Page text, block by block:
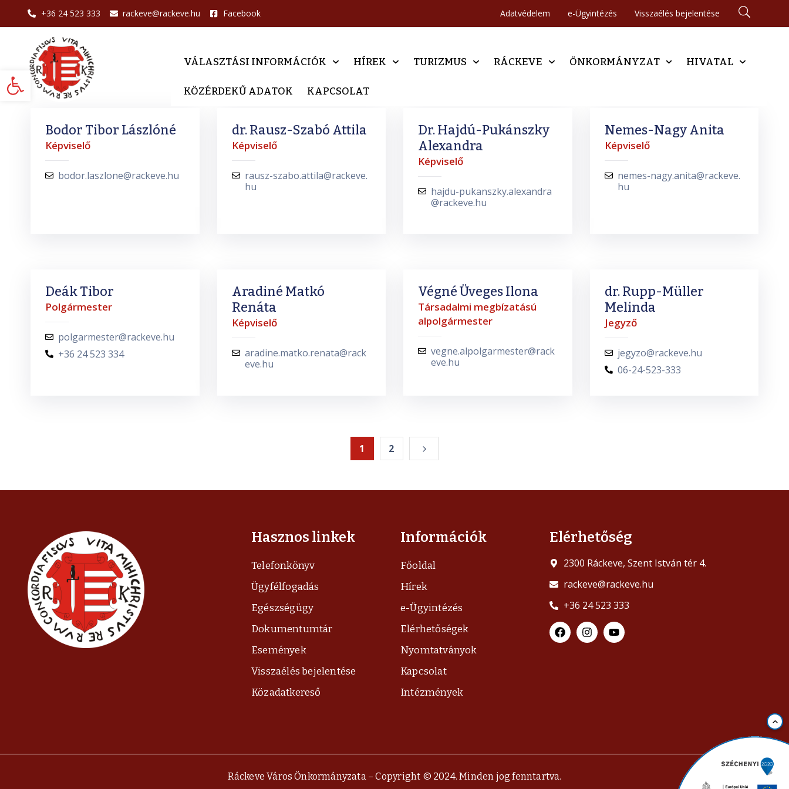
Eszköztár megnyitása
+36 24 523 333 rackeve@rackeve.hu Facebook Adatvédelem e-Ügyintézés Visszaélés bejelentése
VÁLASZTÁSI INFORMÁCIÓK HÍREK TURIZMUS RÁCKEVE ÖNKORMÁNYZAT HIVATAL
KÖZÉRDEKŰ ADATOK KAPCSOLAT
Bodor Tibor Lászlóné
Képviselő
bodor.laszlone@rackeve.hu
dr. Rausz-Szabó Attila
Képviselő
rausz-szabo.attila@rackeve.
hu
Dr. Hajdú-Pukánszky
Alexandra
Képviselő
hajdu-pukanszky.alexandra
@rackeve.hu
Nemes-Nagy Anita
Képviselő
nemes-nagy.anita@rackeve.
hu
Deák Tibor
Polgármester
polgarmester@rackeve.hu
+36 24 523 334
Aradiné Matkó
Renáta
Képviselő
aradine.matko.renata@rack
eve.hu
Végné Üveges Ilona
Társadalmi megbízatású
alpolgármester
vegne.alpolgarmester@rack
eve.hu
dr. Rupp-Müller
Melinda
Jegyző
jegyzo@rackeve.hu
06-24-523-333
1 2
Hasznos linkek
Telefonkönyv
Ügyfélfogadás
Egészségügy
Dokumentumtár
Események
Visszaélés bejelentése
Közadatkereső
Információk
Főoldal
Hírek
e-Ügyintézés
Elérhetőségek
Nyomtatványok
Kapcsolat
Intézmények
Elérhetőség
2300 Ráckeve, Szent István tér 4.
rackeve@rackeve.hu
+36 24 523 333
Ráckeve Város Önkormányzata – Copyright © 2024. Minden jog fenntartva.